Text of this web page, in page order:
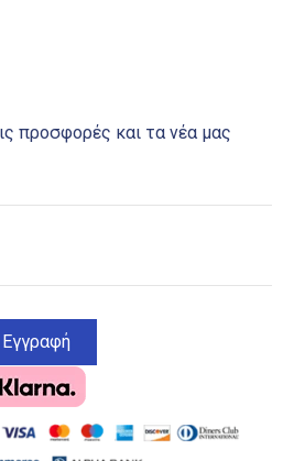
προσφορές και τα νέα μας
Εγγραφή